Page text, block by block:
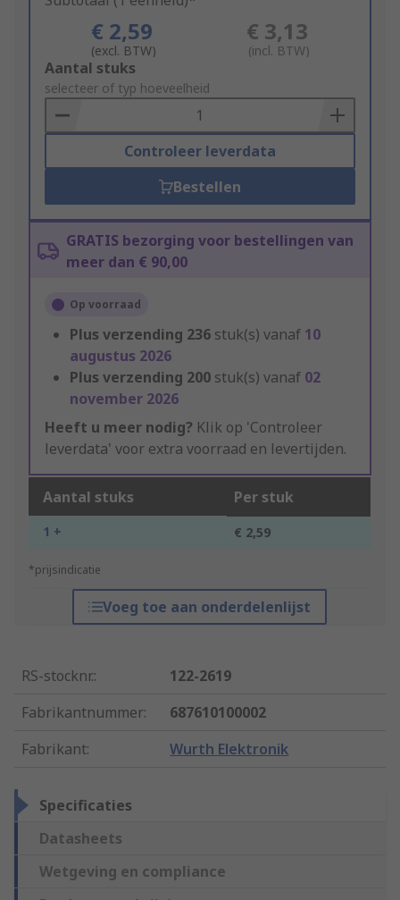
€ 2,59
(excl. BTW)
€ 3,13
(incl. BTW)
Add
to
Basket
Aantal stuks
selecteer of typ hoeveelheid
Controleer leverdata
Bestellen
GRATIS bezorging voor bestellingen van
meer dan € 90,00
Op voorraad
Plus verzending 236 stuk(s) vanaf 10
augustus 2026
Plus verzending 200 stuk(s) vanaf 02
november 2026
Heeft u meer nodig? Klik op 'Controleer
leverdata' voor extra voorraad en levertijden.
Aantal stuks Per stuk
1 + € 2,59
*prijsindicatie
Voeg toe aan onderdelenlijst
RS-stocknr.:
122-2619
Fabrikantnummer:
687610100002
Fabrikant: Wurth Elektronik
Specificaties
Datasheets
Wetgeving en compliance